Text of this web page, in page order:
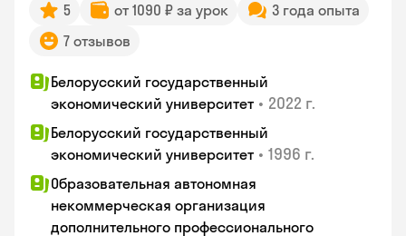
5 от 1090 ₽ за урок
3 года опыта
7 отзывов
Белорусский государственный
экономический университет • 2022 г.
Белорусский государственный
экономический университет • 1996 г.
Образовательная автономная
некоммерческая организация
дополнительного профессионального